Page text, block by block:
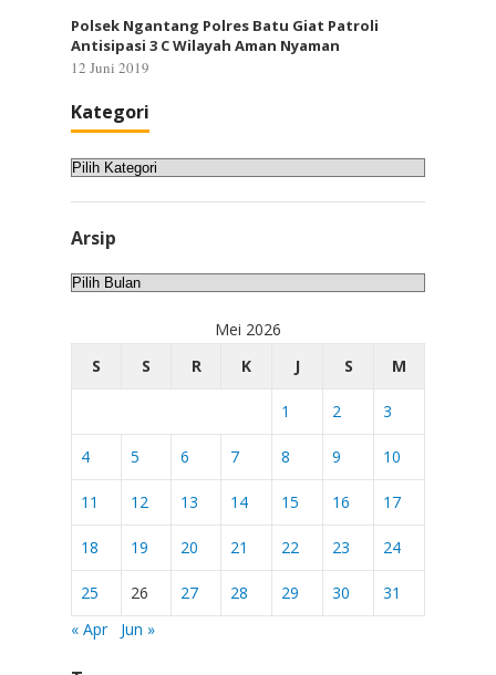
Polsek Ngantang Polres Batu Giat Patroli
Antisipasi 3 C Wilayah Aman Nyaman
12 Juni 2019
Kategori
Kategori
Arsip
Arsip
Mei 2026
S
S R K J S M
1 2 3
4 5 6 7 8 9 10
11 12 13 14 15 16 17
18 19 20 21 22 23 24
25 26 27 28 29 30
31
« Apr
Jun »